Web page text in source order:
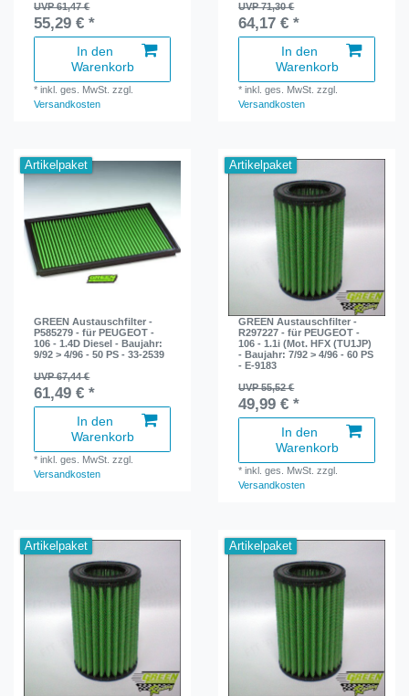
UVP 61,47 €
55,29 € *
In den
Warenkorb
*inkl. ges. MwSt. zzgl.
Versandkosten
UVP 71,30 €
64,17 € *
In den
Warenkorb
*inkl. ges. MwSt. zzgl.
Versandkosten
Artikelpaket
GREEN Austauschfilter -
P585279 - für PEUGEOT -
106 - 1.4D Diesel - Baujahr:
9/92 > 4/96 - 50 PS - 33-2539
UVP 67,44 €
61,49 € *
In den
Warenkorb
*inkl. ges. MwSt. zzgl.
Versandkosten
Artikelpaket
GREEN Austauschfilter -
R297227 - für PEUGEOT -
106 - 1.1i (Mot. HFX (TU1JP)
- Baujahr: 7/92 > 4/96 - 60 PS
- E-9183
UVP 55,52 €
49,99 € *
In den
Warenkorb
*inkl. ges. MwSt. zzgl.
Versandkosten
Artikelpaket Artikelpaket